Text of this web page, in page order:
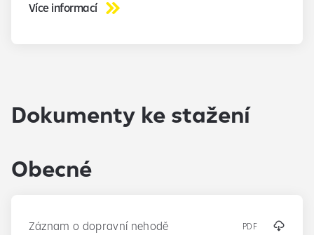
Více informací
Dokumenty ke stažení
Obecné
Záznam o dopravní nehodě PDF